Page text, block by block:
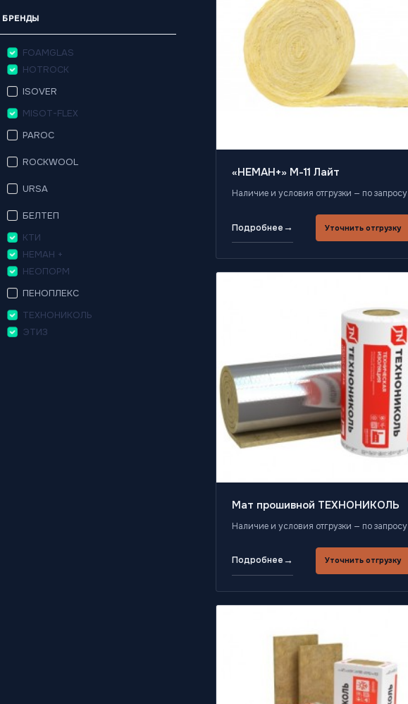
БРЕНДЫ
FOAMGLAS
HOTROCK
ISOVER
MISOT-FLEX
PAROC
ROCKWOOL
URSA
БЕЛТЕП
КТИ
НЕМАН +
НЕОПОРМ
ПЕНОПЛЕКС
ТЕХНОНИКОЛЬ
ЭТИЗ
«НЕМАН+» М-11 Лайт
Наличие и условия отгрузки — по запросу
Подробнее→ Уточнить отгрузку
Мат прошивной ТЕХНОНИКОЛЬ
Наличие и условия отгрузки — по запросу
Подробнее→ Уточнить отгрузку